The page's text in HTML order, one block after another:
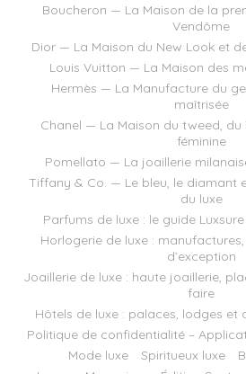
Boucheron — La Maison de la
Vendôme
Dior — La Maison du New Look et
Louis Vuitton — La Maison des
Hermès — La Manufacture du
maîtrisée
Chanel — La Maison du tweed,
féminine
Pomellato — La joaillerie
Tiffany & Co. — Le bleu, le diamant
du luxe
Parfums de luxe : le guide
Horlogerie de luxe :
d’exception
Joaillerie de luxe : haute joaillerie,
faire
Hôtels de luxe : palaces, lodges et
Politique de confidentialité –
Mode luxe
Spiritueux luxe